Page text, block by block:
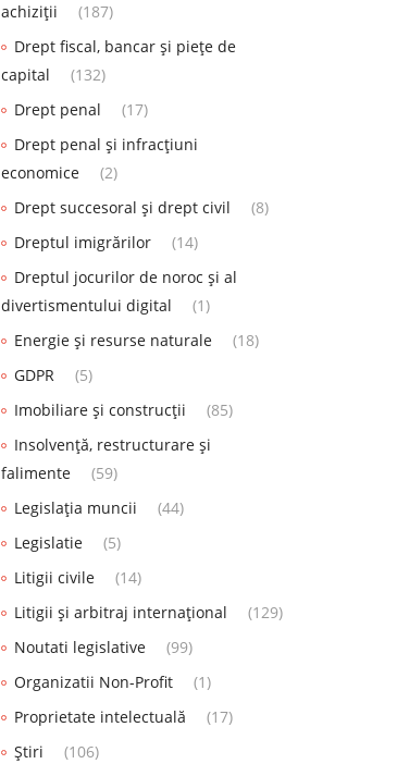
achiziții
(187)
Drept fiscal, bancar și piețe de
capital
(132)
Drept penal
(17)
Drept penal și infracțiuni
economice
(2)
Drept succesoral și drept civil
(8)
Dreptul imigrărilor
(14)
Dreptul jocurilor de noroc și al
divertismentului digital
(1)
Energie și resurse naturale
(18)
GDPR
(5)
Imobiliare și construcții
(85)
Insolvență, restructurare și
falimente
(59)
Legislația muncii
(44)
Legislatie
(5)
Litigii civile
(14)
Litigii și arbitraj internațional
(129)
Noutati legislative
(99)
Organizatii Non-Profit
(1)
Proprietate intelectuală
(17)
Știri
(106)